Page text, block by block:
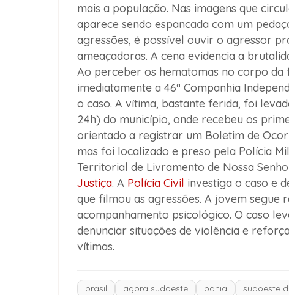
mais a população. Nas imagens que
aparece sendo espancada com um
agressões, é possível ouvir o agressor
ameaçadoras. A cena evidencia a
Ao perceber os hematomas no corpo da
imediatamente a 46ª Companhia
o caso. A vítima, bastante ferida, foi
24h) do município, onde recebeu os
orientado a registrar um Boletim de
mas foi localizado e preso pela Polícia
Territorial de Livramento de Nossa
Justiça. A Polícia Civil investiga o caso e
que filmou as agressões. A jovem segue
acompanhamento psicológico. O caso
denunciar situações de violência e
vítimas.
brasil agora sudoeste bahia sudoeste